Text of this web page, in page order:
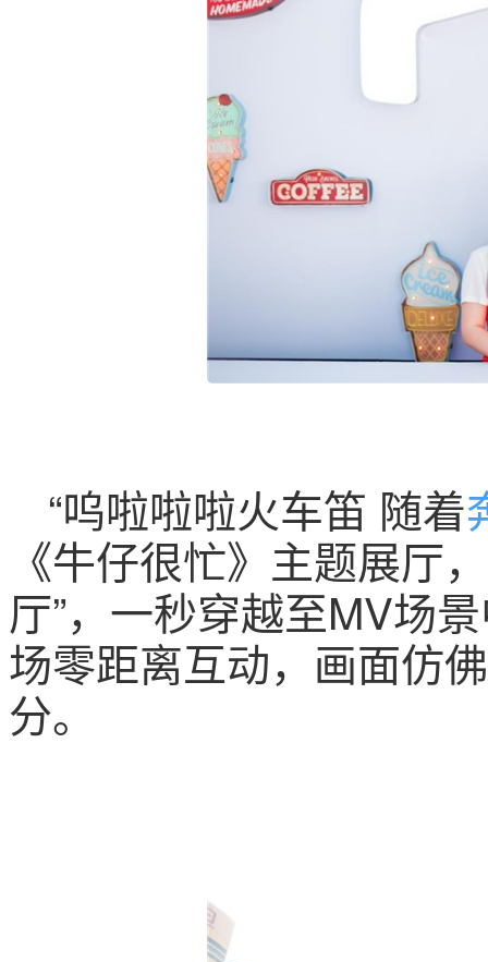
“呜啦啦啦火车笛 随着
《牛仔很忙》主题展厅
厅”，一秒穿越至MV场
场零距离互动，画面仿
分。